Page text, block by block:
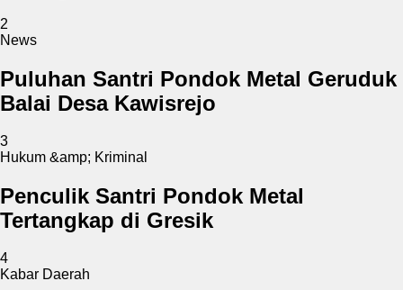
2
News
Puluhan Santri Pondok Metal Geruduk
Balai Desa Kawisrejo
3
Hukum &amp; Kriminal
Penculik Santri Pondok Metal
Tertangkap di Gresik
4
Kabar Daerah